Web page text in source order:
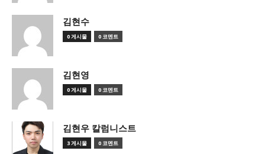
김현수
0 게시물 0 코멘트
김현영
0 게시물 0 코멘트
김현우 칼럼니스트
3 게시물 0 코멘트